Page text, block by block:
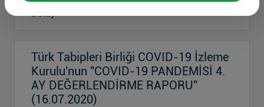
Türk Tabipleri Birliği COVID-19 İzleme
Kurulu'nun "COVID-19 PANDEMİSİ 4.
AY DEĞERLENDİRME RAPORU''
(16.07.2020)